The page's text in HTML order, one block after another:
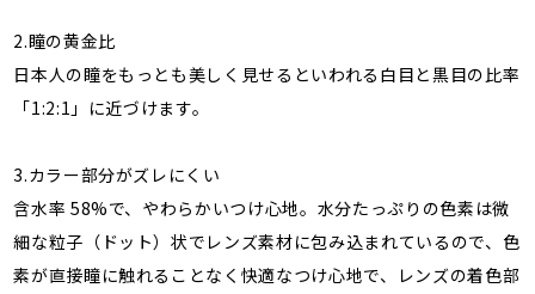
2.瞳の黄金比
日本人の瞳をもっとも美しく見せるといわれる白目と黒目の比率
「1:2:1」に近づけます。
3.カラー部分がズレにくい
含水率 58%で、やわらかいつけ心地。水分たっぷりの色素は微
細な粒子（ドット）状でレンズ素材に包み込まれているので、色
素が直接瞳に触れることなく快適なつけ心地で、レンズの着色部